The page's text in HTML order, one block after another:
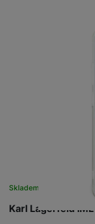
Karl Lagerfeld
Skladem na prodejně